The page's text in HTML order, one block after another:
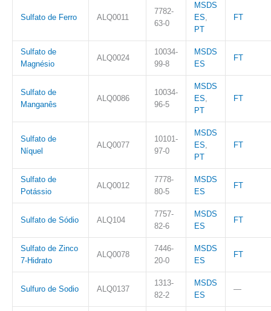
Sulfato de Ferro ALQ0011
7782-
63-0
MSDS
ES,
PT
FT
Sulfato de
Magnésio
ALQ0024
10034-
99-8
MSDS
ES
FT
Sulfato de
Manganês
ALQ0086
10034-
96-5
MSDS
ES,
PT
FT
Sulfato de
Níquel
ALQ0077
10101-
97-0
MSDS
ES,
PT
FT
Sulfato de
Potássio
ALQ0012
7778-
80-5
MSDS
ES
FT
Sulfato de Sódio ALQ104
7757-
82-6
MSDS
ES
FT
Sulfato de Zinco
7-Hidrato
ALQ0078
7446-
20-0
MSDS
ES
FT
Sulfuro de Sodio ALQ0137
1313-
82-2
MSDS
ES
—